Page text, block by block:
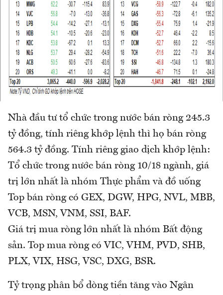
Nhà đầu tư tổ chức trong nước bán ròng 245.3
tỷ đồng, tính riêng khớp lệnh thì họ bán ròng
564.3 tỷ đồng. Tính riêng giao dịch khớp lệnh:
Tổ chức trong nước bán ròng 10/18 ngành, giá
trị lớn nhất là nhóm Thực phẩm và đồ uống
Top bán ròng có GEX, DGW, HPG, NVL, MBB,
VCB, MSN, VNM, SSI, BAF.
Giá trị mua ròng lớn nhất là nhóm Bất động
sản. Top mua ròng có VIC, VHM, PVD, SHB,
PLX, VIX, HSG, VSC, DXG, BSR.
Tỷ trọng phân bổ dòng tiền tăng vào Ngân